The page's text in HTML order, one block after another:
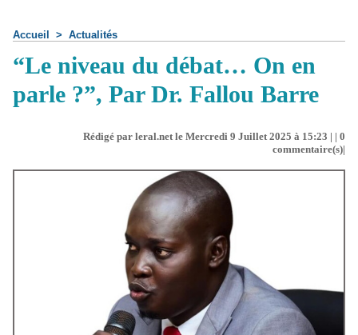
Accueil > Actualités
“Le niveau du débat… On en
parle ?”, Par Dr. Fallou Barre
Rédigé par leral.net le Mercredi 9 Juillet 2025 à 15:23 | | 0
commentaire(s)|